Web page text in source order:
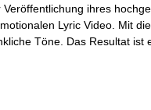
ihres
Lyric Video. Mit
Töne. Das Resultat